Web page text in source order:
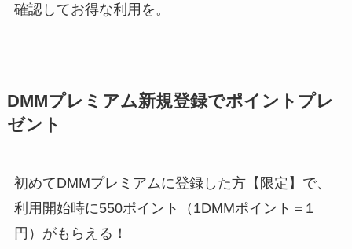
確認してお得な利用を。
DMMプレミアム新規登録でポイントプレ
ゼント
初めてDMMプレミアムに登録した方【限定】で、
利用開始時に550ポイント（1DMMポイント＝1
円）がもらえる！